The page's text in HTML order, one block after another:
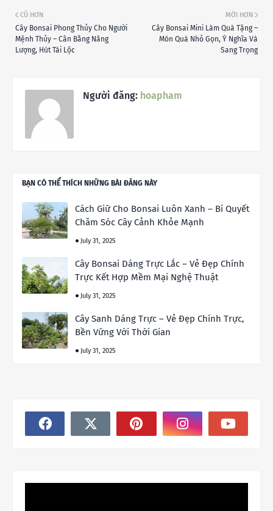
MỚI HƠN
Cây Bonsai Mini Làm Quà Tặng –
Món Quà Nhỏ Gọn, Ý Nghĩa Và
Sang Trọng
CŨ HƠN
Cây Bonsai Phong Thủy Cho Người
Mệnh Thủy – Cân Bằng Năng
Lượng, Hút Tài Lộc
Người đăng: hoapham
BẠN CÓ THỂ THÍCH NHỮNG BÀI ĐĂNG NÀY
Cách Giữ Cho Bonsai Luôn Xanh – Bí Quyết
Chăm Sóc Cây Cảnh Khỏe Mạnh
July 31, 2025
Cây Bonsai Dáng Trực Lắc – Vẻ Đẹp Chính
Trực Kết Hợp Mềm Mại Nghệ Thuật
July 31, 2025
Cây Sanh Dáng Trực – Vẻ Đẹp Chính Trực,
Bền Vững Với Thời Gian
July 31, 2025